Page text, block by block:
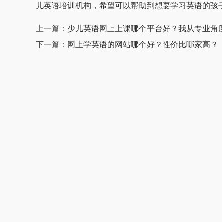
儿英语培训机构，希望可以帮助到想要学习英语的孩
上一篇： 少儿英语网上上课哪个平台好？我从专业角
下一篇： 网上学英语的网站哪个好？性价比哪家高？